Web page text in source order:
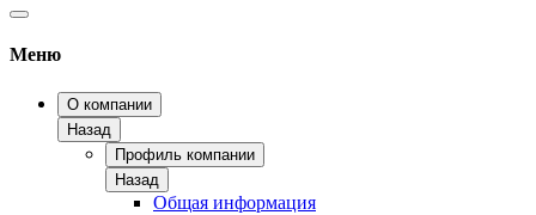
Меню
О компании
Назад
Профиль компании
Назад
Общая информация